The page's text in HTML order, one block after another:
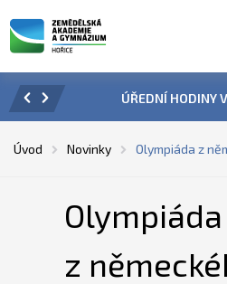
ÚŘEDNÍ HODINY V
Úvod Novinky Olympiáda z
Olympiáda
z